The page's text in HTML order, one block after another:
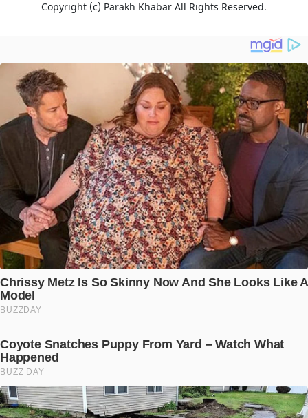
Copyright (c) Parakh Khabar All Rights Reserved.